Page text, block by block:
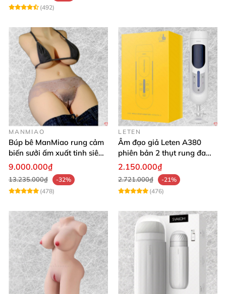
(492)
MANMIAO
Búp bê ManMiao rung cảm
biến sưởi ấm xuất tinh siêu
thực trải nghiệm
9.000.000₫
13.235.000₫
-32%
(478)
LETEN
Âm đạo giả Leten A380
phiên bản 2 thụt rung đa
chế độ, siêu mềm
2.150.000₫
2.721.000₫
-21%
(476)